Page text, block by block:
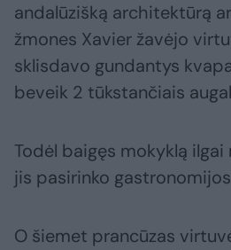
andalūzišką architektūrą
žmones Xavier žavėjo
sklisdavo gundantys
beveik 2 tūkstančiais
Todėl baigęs mokyklą
jis pasirinko
O šiemet prancūzas